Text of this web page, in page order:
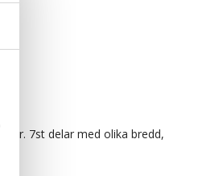
7st delar med olika bredd,